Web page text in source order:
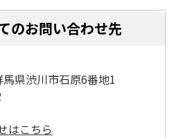
のお問い合わせ先
県渋川市石原6番地1
はこちら